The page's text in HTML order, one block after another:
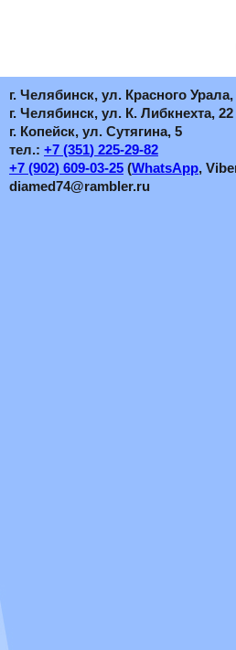
г. Челябинск, ул. Красного Урала,
г. Челябинск, ул. К. Либкнехта, 22
г. Копейск, ул. Сутягина, 5
тел.: +7 (351) 225-29-82
+7 (902) 609-03-25 (WhatsApp,
diamed74@rambler.ru